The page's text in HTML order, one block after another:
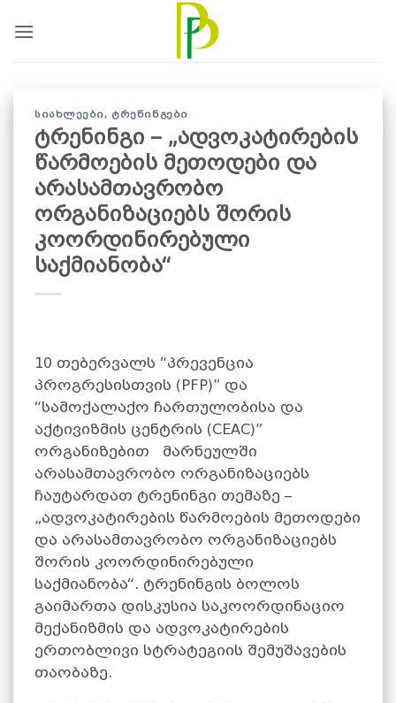
ᲡᲘᲐᲮᲚᲔᲔᲑᲘ, ᲢᲠᲔᲜᲘᲜᲒᲔᲑᲘ
ტრენინგი – „ადვოკატირების
წარმოების მეთოდები და
არასამთავრობო
ორგანიზაციებს შორის
კოორდინირებული
საქმიანობა“
10 თებერვალს “პრევენცია
პროგრესისთვის (PFP)” და
“სამოქალაქო ჩართულობისა და
აქტივიზმის ცენტრის (CEAC)”
ორგანიზებით მარნეულში
არასამთავრობო ორგანიზაციებს
ჩაუტარდათ ტრენინგი თემაზე –
„ადვოკატირების წარმოების მეთოდები
და არასამთავრობო ორგანიზაციებს
შორის კოორდინირებული
საქმიანობა“. ტრენინგის ბოლოს
გაიმართა დისკუსია საკოორდინაციო
მექანიზმის და ადვოკატირების
ერთობლივი სტრატეგიის შემუშავების
თაობაზე.